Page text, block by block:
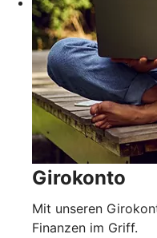
Girokonto
Mit unseren
Finanzen im Griff.